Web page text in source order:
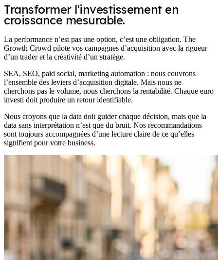
Transformer l'investissement en
croissance mesurable.
La performance n’est pas une option, c’est une obligation. The
Growth Crowd pilote vos campagnes d’acquisition avec la rigueur
d’un trader et la créativité d’un stratège.
SEA, SEO, paid social, marketing automation : nous couvrons
l’ensemble des leviers d’acquisition digitale. Mais nous ne
cherchons pas le volume, nous cherchons la rentabilité. Chaque euro
investi doit produire un retour identifiable.
Nous croyons que la data doit guider chaque décision, mais que la
data sans interprétation n’est que du bruit. Nos recommandations
sont toujours accompagnées d’une lecture claire de ce qu’elles
signifient pour votre business.